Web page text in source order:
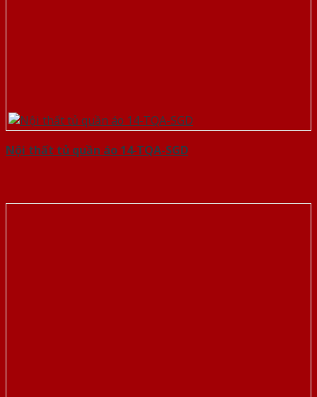
Nội thất tủ quần áo 14-TQA-SGD